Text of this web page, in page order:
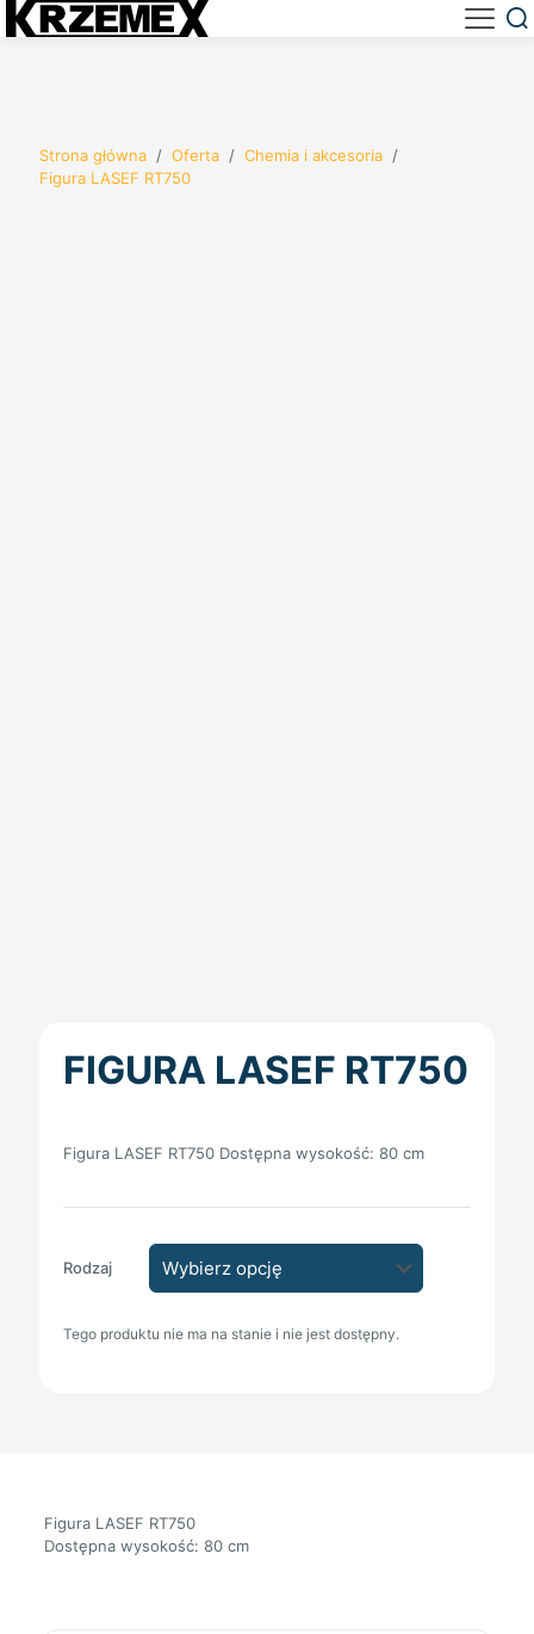
Strona główna / Oferta / Chemia i akcesoria /
Figura LASEF RT750
FIGURA LASEF RT750
Figura LASEF RT750 Dostępna wysokość: 80 cm
Rodzaj
Tego produktu nie ma na stanie i nie jest dostępny.
Figura LASEF RT750
Dostępna wysokość: 80 cm